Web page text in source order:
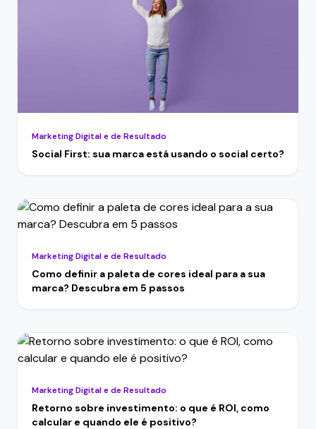
Marketing Digital e de Resultado
Social First: sua marca está usando o social certo?
Marketing Digital e de Resultado
Como definir a paleta de cores ideal para a sua
marca? Descubra em 5 passos
Marketing Digital e de Resultado
Retorno sobre investimento: o que é ROI, como
calcular e quando ele é positivo?